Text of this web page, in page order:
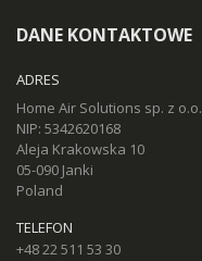
DANE KONTAKTOWE
ADRES
Home Air Solutions sp. z o.o.
NIP: 5342620168
Aleja Krakowska 10
05-090 Janki
Poland
TELEFON
+48 22 511 53 30